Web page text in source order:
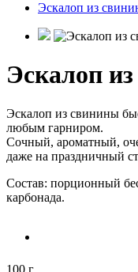
Эскалоп из
Эскалоп
Эскалоп из свинины
любым гарниром.
Сочный, ароматный,
даже на праздничный
Состав: порционный
карбонада.
100 г